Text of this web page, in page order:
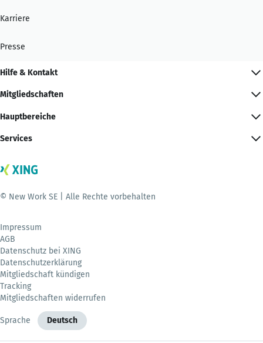
Karriere
Presse
Hilfe & Kontakt
Mitgliedschaften
Hauptbereiche
Services
© New Work SE | Alle Rechte vorbehalten
Impressum
AGB
Datenschutz bei XING
Datenschutzerklärung
Mitgliedschaft kündigen
Tracking
Mitgliedschaften widerrufen
Sprache Deutsch